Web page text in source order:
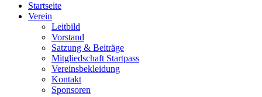
Startseite
Verein
Leitbild
Vorstand
Satzung & Beiträge
Mitgliedschaft Startpass
Vereinsbekleidung
Kontakt
Sponsoren